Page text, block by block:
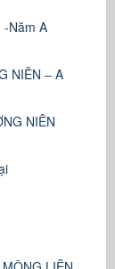
-Năm A
NIÊN – A
NIÊN